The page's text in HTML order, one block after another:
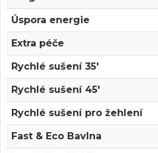
Úspora energie
Extra péče
Rychlé sušení 35'
Rychlé sušení 45'
Rychlé sušení pro žehlení
Fast & Eco Bavlna